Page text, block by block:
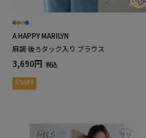
A HAPPY MARILYN
麻調 後ろタック入り ブラウス
3,690円 税込
5%OFF